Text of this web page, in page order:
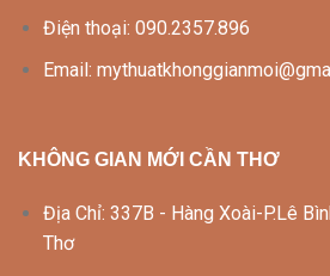
Điện thoại: 090.2357.896
Email:
KHÔNG GIAN MỚI CẦN THƠ
Địa Chỉ: 337B - Hàng Xoài-P.Lê
Thơ